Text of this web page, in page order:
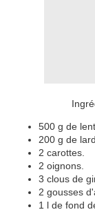
500 g de
200 g de
2 carottes.
2 oignons.
3 clous de
2 gousses
1 l de fond